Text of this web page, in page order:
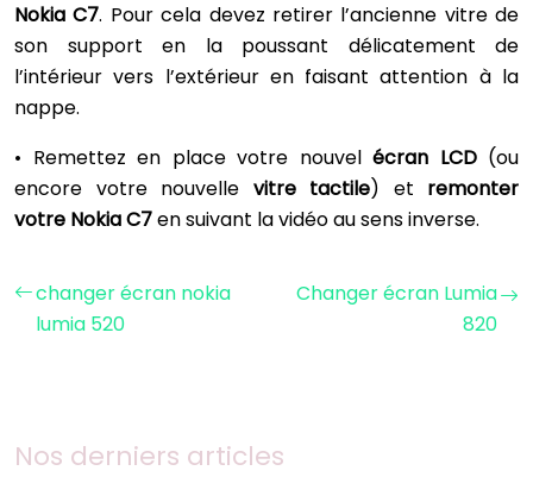
Nokia C7. Pour cela devez retirer l’ancienne vitre de
son support en la poussant délicatement de
l’intérieur vers l’extérieur en faisant attention à la
nappe.
• Remettez en place votre nouvel écran LCD(ou
encore votre nouvelle vitre tactile) et remonter
votre Nokia C7en suivant la vidéo au sens inverse.
changer écran nokia
lumia 520
Changer écran Lumia
820
Nos derniers articles